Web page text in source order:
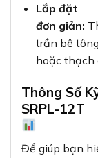
Lắp đặt
đơn giản:
trần bê
hoặc thạch
Thông Số
SRPL-12T
Để giúp bạn